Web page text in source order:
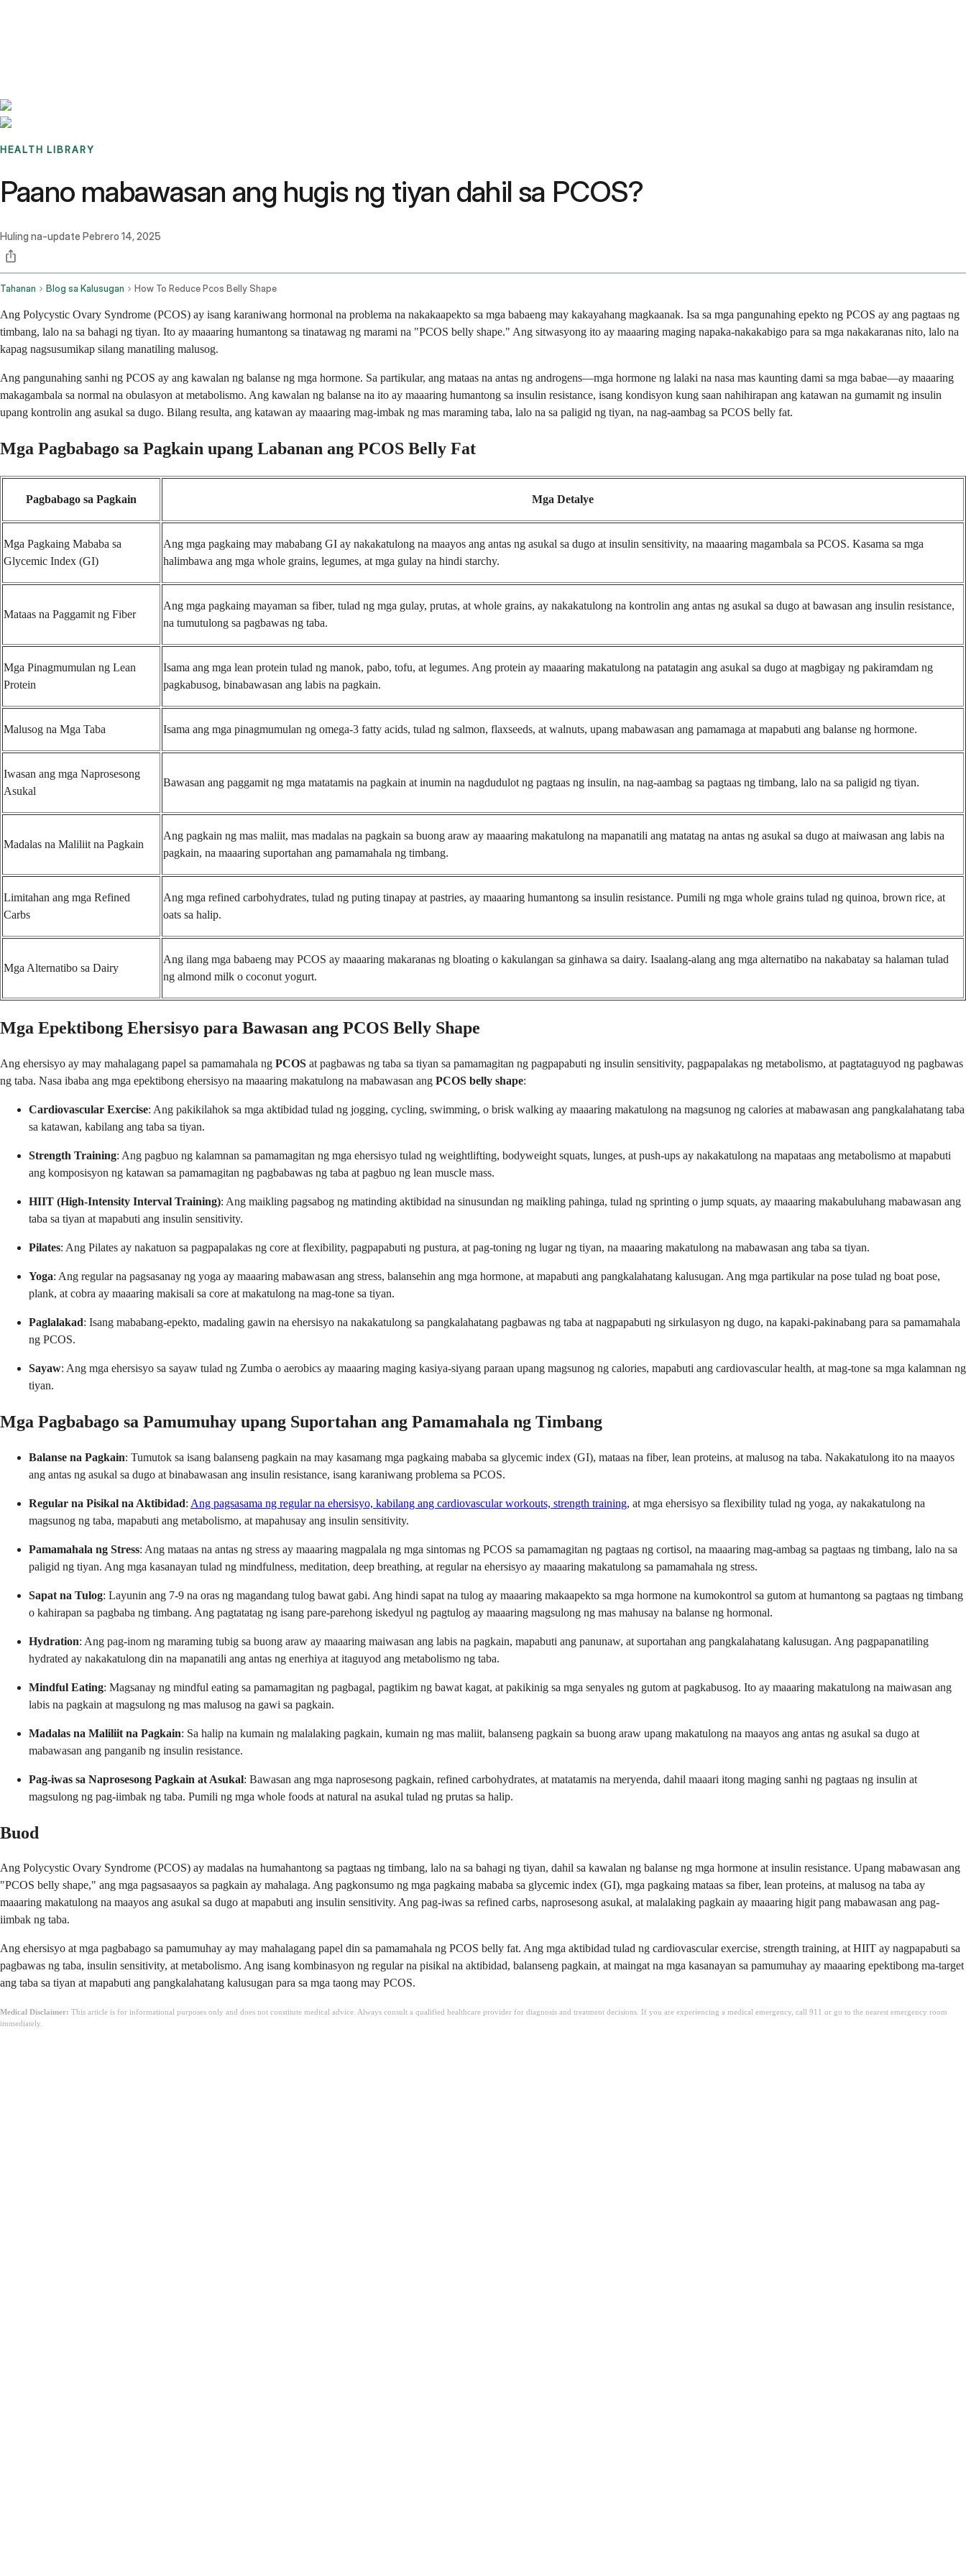
HEALTH LIBRARY
Paano mabawasan ang hugis ng tiyan dahil sa PCOS?
Huling na-update Pebrero 14, 2025
Tahanan Blog sa Kalusugan How To Reduce Pcos Belly Shape
Ang Polycystic Ovary Syndrome (PCOS) ay isang karaniwang hormonal na problema na nakakaapekto sa mga babaeng may kakayahang magkaanak. Isa sa mga pangunahing epekto ng PCOS ay ang pagtaas ng
timbang, lalo na sa bahagi ng tiyan. Ito ay maaaring humantong sa tinatawag ng marami na "PCOS belly shape." Ang sitwasyong ito ay maaaring maging napaka-nakakabigo para sa mga nakakaranas nito, lalo na
kapag nagsusumikap silang manatiling malusog.
Ang pangunahing sanhi ng PCOS ay ang kawalan ng balanse ng mga hormone. Sa partikular, ang mataas na antas ng androgens—mga hormone ng lalaki na nasa mas kaunting dami sa mga babae—ay maaaring
makagambala sa normal na obulasyon at metabolismo. Ang kawalan ng balanse na ito ay maaaring humantong sa insulin resistance, isang kondisyon kung saan nahihirapan ang katawan na gumamit ng insulin
upang kontrolin ang asukal sa dugo. Bilang resulta, ang katawan ay maaaring mag-imbak ng mas maraming taba, lalo na sa paligid ng tiyan, na nag-aambag sa PCOS belly fat.
Mga Pagbabago sa Pagkain upang Labanan ang PCOS Belly Fat
Pagbabago sa Pagkain Mga Detalye
Mga Pagkaing Mababa sa
Glycemic Index (GI)
Ang mga pagkaing may mababang GI ay nakakatulong na maayos ang antas ng asukal sa dugo at insulin sensitivity, na maaaring magambala sa PCOS. Kasama sa mga
halimbawa ang mga whole grains, legumes, at mga gulay na hindi starchy.
Mataas na Paggamit ng Fiber
Ang mga pagkaing mayaman sa fiber, tulad ng mga gulay, prutas, at whole grains, ay nakakatulong na kontrolin ang antas ng asukal sa dugo at bawasan ang insulin resistance,
na tumutulong sa pagbawas ng taba.
Mga Pinagmumulan ng Lean
Protein
Isama ang mga lean protein tulad ng manok, pabo, tofu, at legumes. Ang protein ay maaaring makatulong na patatagin ang asukal sa dugo at magbigay ng pakiramdam ng
pagkabusog, binabawasan ang labis na pagkain.
Malusog na Mga Taba Isama ang mga pinagmumulan ng omega-3 fatty acids, tulad ng salmon, flaxseeds, at walnuts, upang mabawasan ang pamamaga at mapabuti ang balanse ng hormone.
Iwasan ang mga Naprosesong
Asukal
Bawasan ang paggamit ng mga matatamis na pagkain at inumin na nagdudulot ng pagtaas ng insulin, na nag-aambag sa pagtaas ng timbang, lalo na sa paligid ng tiyan.
Madalas na Maliliit na Pagkain
Ang pagkain ng mas maliit, mas madalas na pagkain sa buong araw ay maaaring makatulong na mapanatili ang matatag na antas ng asukal sa dugo at maiwasan ang labis na
pagkain, na maaaring suportahan ang pamamahala ng timbang.
Limitahan ang mga Refined
Carbs
Ang mga refined carbohydrates, tulad ng puting tinapay at pastries, ay maaaring humantong sa insulin resistance. Pumili ng mga whole grains tulad ng quinoa, brown rice, at
oats sa halip.
Mga Alternatibo sa Dairy
Ang ilang mga babaeng may PCOS ay maaaring makaranas ng bloating o kakulangan sa ginhawa sa dairy. Isaalang-alang ang mga alternatibo na nakabatay sa halaman tulad
ng almond milk o coconut yogurt.
Mga Epektibong Ehersisyo para Bawasan ang PCOS Belly Shape
Ang ehersisyo ay may mahalagang papel sa pamamahala ng PCOS at pagbawas ng taba sa tiyan sa pamamagitan ng pagpapabuti ng insulin sensitivity, pagpapalakas ng metabolismo, at pagtataguyod ng pagbawas
ng taba. Nasa ibaba ang mga epektibong ehersisyo na maaaring makatulong na mabawasan ang PCOS belly shape:
Cardiovascular Exercise: Ang pakikilahok sa mga aktibidad tulad ng jogging, cycling, swimming, o brisk walking ay maaaring makatulong na magsunog ng calories at mabawasan ang pangkalahatang taba
sa katawan, kabilang ang taba sa tiyan.
Strength Training: Ang pagbuo ng kalamnan sa pamamagitan ng mga ehersisyo tulad ng weightlifting, bodyweight squats, lunges, at push-ups ay nakakatulong na mapataas ang metabolismo at mapabuti
ang komposisyon ng katawan sa pamamagitan ng pagbabawas ng taba at pagbuo ng lean muscle mass.
HIIT (High-Intensity Interval Training): Ang maikling pagsabog ng matinding aktibidad na sinusundan ng maikling pahinga, tulad ng sprinting o jump squats, ay maaaring makabuluhang mabawasan ang
taba sa tiyan at mapabuti ang insulin sensitivity.
Pilates: Ang Pilates ay nakatuon sa pagpapalakas ng core at flexibility, pagpapabuti ng pustura, at pag-toning ng lugar ng tiyan, na maaaring makatulong na mabawasan ang taba sa tiyan.
Yoga: Ang regular na pagsasanay ng yoga ay maaaring mabawasan ang stress, balansehin ang mga hormone, at mapabuti ang pangkalahatang kalusugan. Ang mga partikular na pose tulad ng boat pose,
plank, at cobra ay maaaring makisali sa core at makatulong na mag-tone sa tiyan.
Paglalakad: Isang mababang-epekto, madaling gawin na ehersisyo na nakakatulong sa pangkalahatang pagbawas ng taba at nagpapabuti ng sirkulasyon ng dugo, na kapaki-pakinabang para sa pamamahala
ng PCOS.
Sayaw: Ang mga ehersisyo sa sayaw tulad ng Zumba o aerobics ay maaaring maging kasiya-siyang paraan upang magsunog ng calories, mapabuti ang cardiovascular health, at mag-tone sa mga kalamnan ng
tiyan.
Mga Pagbabago sa Pamumuhay upang Suportahan ang Pamamahala ng Timbang
Balanse na Pagkain: Tumutok sa isang balanseng pagkain na may kasamang mga pagkaing mababa sa glycemic index (GI), mataas na fiber, lean proteins, at malusog na taba. Nakakatulong ito na maayos
ang antas ng asukal sa dugo at binabawasan ang insulin resistance, isang karaniwang problema sa PCOS.
Regular na Pisikal na Aktibidad: Ang pagsasama ng regular na ehersisyo, kabilang ang cardiovascular workouts, strength training, at mga ehersisyo sa flexibility tulad ng yoga, ay nakakatulong na
magsunog ng taba, mapabuti ang metabolismo, at mapahusay ang insulin sensitivity.
Pamamahala ng Stress: Ang mataas na antas ng stress ay maaaring magpalala ng mga sintomas ng PCOS sa pamamagitan ng pagtaas ng cortisol, na maaaring mag-ambag sa pagtaas ng timbang, lalo na sa
paligid ng tiyan. Ang mga kasanayan tulad ng mindfulness, meditation, deep breathing, at regular na ehersisyo ay maaaring makatulong sa pamamahala ng stress.
Sapat na Tulog: Layunin ang 7-9 na oras ng magandang tulog bawat gabi. Ang hindi sapat na tulog ay maaaring makaapekto sa mga hormone na kumokontrol sa gutom at humantong sa pagtaas ng timbang
o kahirapan sa pagbaba ng timbang. Ang pagtatatag ng isang pare-parehong iskedyul ng pagtulog ay maaaring magsulong ng mas mahusay na balanse ng hormonal.
Hydration: Ang pag-inom ng maraming tubig sa buong araw ay maaaring maiwasan ang labis na pagkain, mapabuti ang panunaw, at suportahan ang pangkalahatang kalusugan. Ang pagpapanatiling
hydrated ay nakakatulong din na mapanatili ang antas ng enerhiya at itaguyod ang metabolismo ng taba.
Mindful Eating: Magsanay ng mindful eating sa pamamagitan ng pagbagal, pagtikim ng bawat kagat, at pakikinig sa mga senyales ng gutom at pagkabusog. Ito ay maaaring makatulong na maiwasan ang
labis na pagkain at magsulong ng mas malusog na gawi sa pagkain.
Madalas na Maliliit na Pagkain: Sa halip na kumain ng malalaking pagkain, kumain ng mas maliit, balanseng pagkain sa buong araw upang makatulong na maayos ang antas ng asukal sa dugo at
mabawasan ang panganib ng insulin resistance.
Pag-iwas sa Naprosesong Pagkain at Asukal: Bawasan ang mga naprosesong pagkain, refined carbohydrates, at matatamis na meryenda, dahil maaari itong maging sanhi ng pagtaas ng insulin at
magsulong ng pag-iimbak ng taba. Pumili ng mga whole foods at natural na asukal tulad ng prutas sa halip.
Buod
Ang Polycystic Ovary Syndrome (PCOS) ay madalas na humahantong sa pagtaas ng timbang, lalo na sa bahagi ng tiyan, dahil sa kawalan ng balanse ng mga hormone at insulin resistance. Upang mabawasan ang
"PCOS belly shape," ang mga pagsasaayos sa pagkain ay mahalaga. Ang pagkonsumo ng mga pagkaing mababa sa glycemic index (GI), mga pagkaing mataas sa fiber, lean proteins, at malusog na taba ay
maaaring makatulong na maayos ang asukal sa dugo at mapabuti ang insulin sensitivity. Ang pag-iwas sa refined carbs, naprosesong asukal, at malalaking pagkain ay maaaring higit pang mabawasan ang pag-
iimbak ng taba.
Ang ehersisyo at mga pagbabago sa pamumuhay ay may mahalagang papel din sa pamamahala ng PCOS belly fat. Ang mga aktibidad tulad ng cardiovascular exercise, strength training, at HIIT ay nagpapabuti sa
pagbawas ng taba, insulin sensitivity, at metabolismo. Ang isang kombinasyon ng regular na pisikal na aktibidad, balanseng pagkain, at maingat na mga kasanayan sa pamumuhay ay maaaring epektibong ma-target
ang taba sa tiyan at mapabuti ang pangkalahatang kalusugan para sa mga taong may PCOS.
Medical Disclaimer: This article is for informational purposes only and does not constitute medical advice. Always consult a qualified healthcare provider for diagnosis and treatment decisions. If you are experiencing a medical emergency, call 911 or go to the nearest emergency room
immediately.